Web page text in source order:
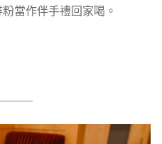
當作伴手禮回家喝。